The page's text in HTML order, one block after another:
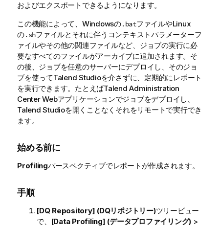
およびエクスポートできるようになります。
この機能によって、Windowsの.batファイルやLinux
の.shファイルとそれに伴うコンテキストパラメーターフ
ァイルやその他の関連ファイルなど、ジョブの実行に必
要なすべてのファイルがアーカイブに追加されます。そ
の後、ジョブを任意のサーバーにデプロイし、そのジョ
ブを使ってTalend Studioを介さずに、定期的にレポート
を実行できます。たとえばTalend Administration
CenterWebアプリケーションでジョブをデプロイし、
Talend Studioを開くことなくそれをリモートで実行でき
ます。
始める前に
Profilingパースペクティブでレポートが作成されます。
手順
[DQ Repository] (DQリポジトリー)ツリービュー
で、 [Data Profiling] (データプロファイリング) >